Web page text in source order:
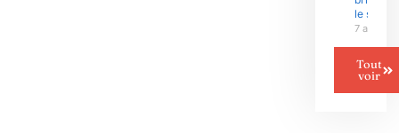
le
7 août
Tout
voir